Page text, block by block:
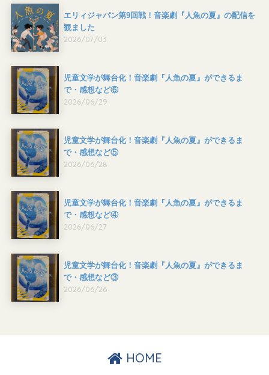
エリィジャパン第9回戦！音楽劇『人魚の夏』の配信を
観ました
2026/07/03
児童文学が舞台化！音楽劇『人魚の夏』ができるま
で・感想など⑥
2026/06/29
児童文学が舞台化！音楽劇『人魚の夏』ができるま
で・感想など⑤
2026/06/28
児童文学が舞台化！音楽劇『人魚の夏』ができるま
で・感想など④
2026/06/27
児童文学が舞台化！音楽劇『人魚の夏』ができるま
で・感想など③
2026/06/26
HOME